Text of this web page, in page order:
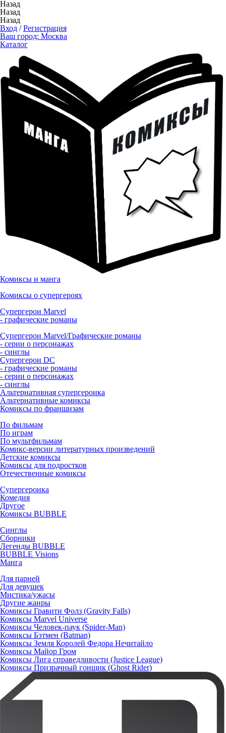
Назад
Назад
Назад
Вход /Регистрация
Ваш город: Москва
Каталог
Комиксы и манга
Комиксы о супергероях
Супергерои Marvel
- графические романы
Супергерои Marvel/Графические романы
- серии о персонажах
- синглы
Супергерои DC
- графические романы
- серии о персонажах
- синглы
Альтернативная супергероика
Альтернативные комиксы
Комиксы по франшизам
По фильмам
По играм
По мультфильмам
Комикс-версии литературных произведений
Детские комиксы
Комиксы для подростков
Отечественные комиксы
Супергероика
Комедия
Другое
Комиксы BUBBLE
Синглы
Сборники
Легенды BUBBLE
BUBBLE Visions
Манга
Для парней
Для девушек
Мистика/ужасы
Другие жанры
Комиксы Гравити Фолз (Gravity Falls)
Комиксы Marvel Universe
Комиксы Человек-паук (Spider-Man)
Комиксы Бэтмен (Batman)
Комиксы Земля Королей Федора Нечитайло
Комиксы Майор Гром
Комиксы Лига справедливости (Justice League)
Комиксы Призрачный гонщик (Ghost Rider)